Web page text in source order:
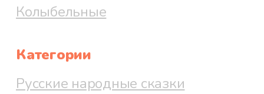
Колыбельные
Категории
Русские народные сказки